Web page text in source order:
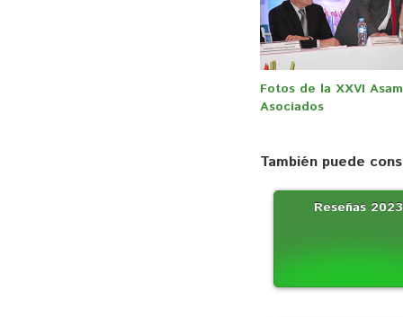
Fotos de la XXVI
Asociados
También puede
Reseñas 2023